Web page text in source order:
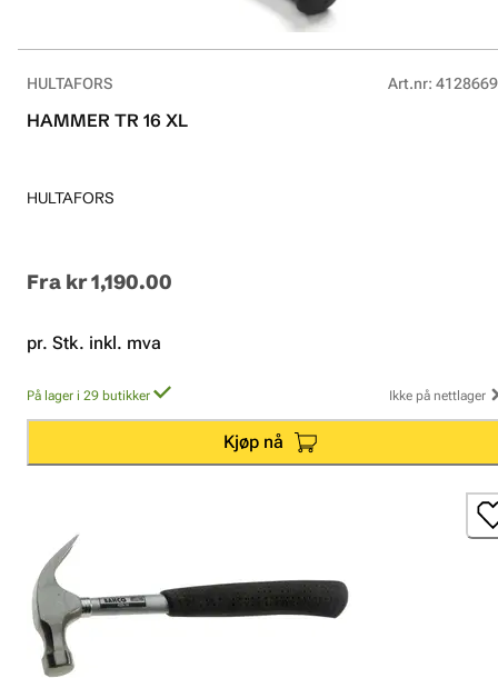
HULTAFORS Art.nr:
HAMMER TR 16 XL
HULTAFORS
Fra kr 1,190.00
pr. Stk. inkl. mva
På lager i 29 butikker Ikke på nettlager
Kjøp nå